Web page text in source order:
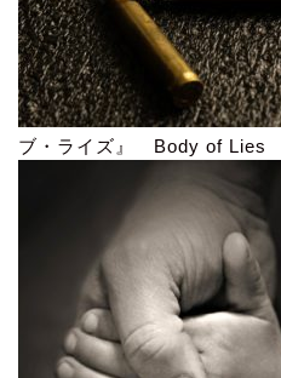
ブ・ライズ』 Body of Lies